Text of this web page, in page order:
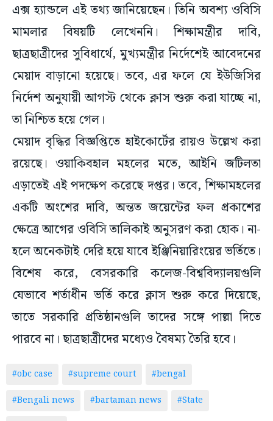
এক্স হ্যান্ডলে এই তথ্য জানিয়েছেন। তিনি অবশ্য ওবিসি
মামলার বিষয়টি লেখেননি। শিক্ষামন্ত্রীর দাবি,
ছাত্রছাত্রীদের সুবিধার্থে, মুখ্যমন্ত্রীর নির্দেশেই আবেদনের
মেয়াদ বাড়ানো হয়েছে। তবে, এর ফলে যে ইউজিসির
নির্দেশ অনুযায়ী আগস্ট থেকে ক্লাস শুরু করা যাচ্ছে না,
তা নিশ্চিত হয়ে গেল।
মেয়াদ বৃদ্ধির বিজ্ঞপ্তিতে হাইকোর্টের রায়ও উল্লেখ করা
রয়েছে। ওয়াকিবহাল মহলের মতে, আইনি জটিলতা
এড়াতেই এই পদক্ষেপ করেছে দপ্তর। তবে, শিক্ষামহলের
একটি অংশের দাবি, অন্তত জয়েন্টের ফল প্রকাশের
ক্ষেত্রে আগের ওবিসি তালিকাই অনুসরণ করা হোক। না-
হলে অনেকটাই দেরি হয়ে যাবে ইঞ্জিনিয়ারিংয়ের ভর্তিতে।
বিশেষ করে, বেসরকারি কলেজ-বিশ্ববিদ্যালয়গুলি
যেভাবে শর্তাধীন ভর্তি করে ক্লাস শুরু করে দিয়েছে,
তাতে সরকারি প্রতিষ্ঠানগুলি তাদের সঙ্গে পাল্লা দিতে
পারবে না। ছাত্রছাত্রীদের মধ্যেও বৈষম্য তৈরি হবে।
#obc case #supreme court
#bengal
#Bengali news
#bartaman news
#State